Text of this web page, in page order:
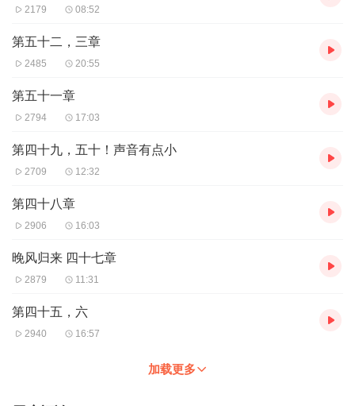
2179 08:52
第五十二，三章
2485 20:55
第五十一章
2794 17:03
第四十九，五十！声音有点小
2709 12:32
第四十八章
2906 16:03
晚风归来 四十七章
2879 11:31
第四十五，六
2940 16:57
加载更多